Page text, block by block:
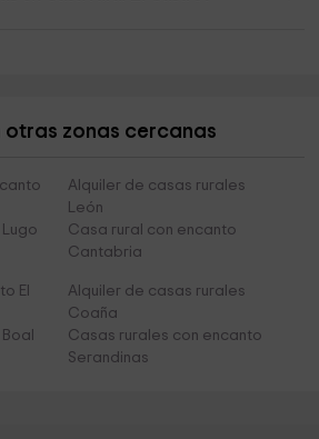
otras zonas cercanas
Alquiler de casas rurales
León
Casa rural con encanto
Cantabria
El
Alquiler de casas rurales
Coaña
Casas rurales con encanto
Serandinas